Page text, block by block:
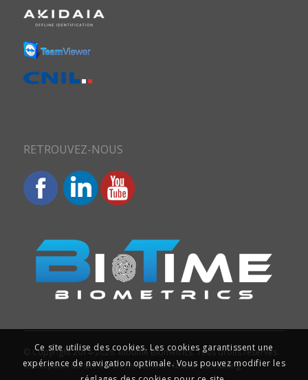
RETROUVEZ-NOUS
© Copyright 2014-2026. Biotime Biometrics. Tous droits réservés.
Conception du site et référencement : Iziweb Consulting
Ce site utilise des cookies. Les cookies garantissent une
expérience de navigation optimale. Vous pouvez modifier les